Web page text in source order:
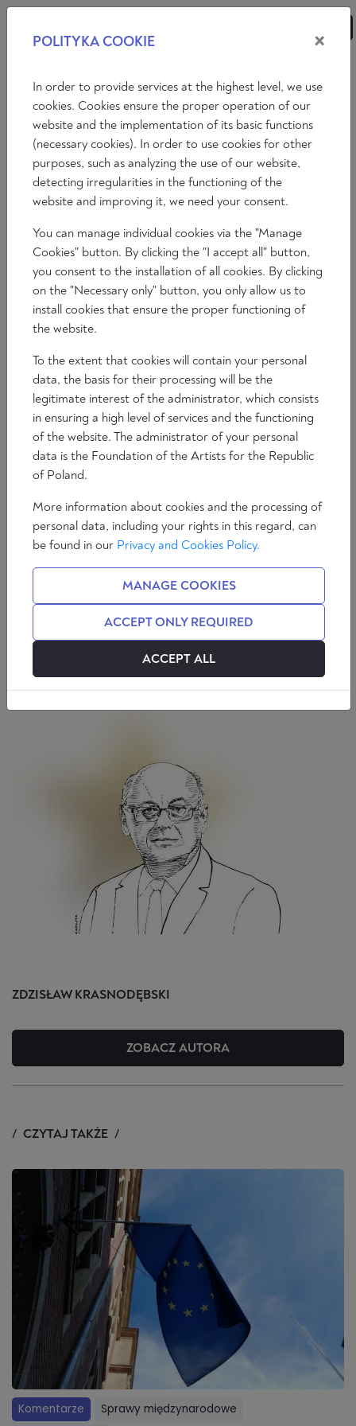
Wideo Radio Ratio Spór o Idee
SPÓR O IDEE: TYLKO MARKSIZM?
WSPOMNIENIA O FILOZOFII NA UW
2024-12-31 12:39:26
Czas czytania 31 min
Prof. Zdzisław Krasnodębski rozmawiał z prof.
Maciejem Potępą – filozofem, hermeneutą, znawcą
KOMENTARZE (0)
ZDZISŁAW KRASNODĘBSKI
ZOBACZ AUTORA
CZYTAJ TAKŻE
Komentarze Sprawy międzynarodowe
POLITYKA COOKIE ×
In order to provide services at the highest level, we use
cookies. Cookies ensure the proper operation of our
website and the implementation of its basic functions
(necessary cookies). In order to use cookies for other
purposes, such as analyzing the use of our website,
detecting irregularities in the functioning of the
website and improving it, we need your consent.
You can manage individual cookies via the "Manage
Cookies" button. By clicking the "I accept all" button,
you consent to the installation of all cookies. By clicking
on the "Necessary only" button, you only allow us to
install cookies that ensure the proper functioning of
the website.
To the extent that cookies will contain your personal
data, the basis for their processing will be the
legitimate interest of the administrator, which consists
in ensuring a high level of services and the functioning
of the website. The administrator of your personal
data is the Foundation of the Artists for the Republic
of Poland.
More information about cookies and the processing of
personal data, including your rights in this regard, can
be found in our Privacy and Cookies Policy.
MANAGE COOKIES
ACCEPT ONLY REQUIRED
ACCEPT ALL